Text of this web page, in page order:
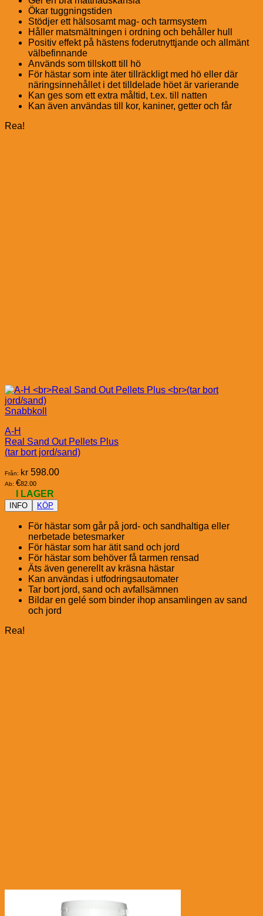
Ökar tuggningstiden
Stödjer ett hälsosamt mag- och tarmsystem
Håller matsmältningen i ordning och behåller hull
Positiv effekt på hästens foderutnyttjande och allmänt
välbefinnande
Används som tillskott till hö
För hästar som inte äter tillräckligt med hö eller där
näringsinnehållet i det tilldelade höet är varierande
Kan ges som ett extra måltid, t.ex. till natten
Kan även användas till kor, kaniner, getter och får
Rea!
Snabbkoll
A-H
Real Sand Out Pellets Plus
(tar bort jord/sand)
Från: kr 598.00
Ab: €82.00
I LAGER
INFO KÖP
För hästar som går på jord- och sandhaltiga eller
nerbetade betesmarker
För hästar som har ätit sand och jord
För hästar som behöver få tarmen rensad
Äts även generellt av kräsna hästar
Kan användas i utfodringsautomater
Tar bort jord, sand och avfallsämnen
Bildar en gelé som binder ihop ansamlingen av sand
och jord
Rea!